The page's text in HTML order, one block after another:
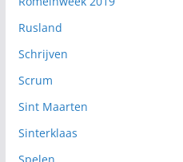
Rusland
Schrijven
Scrum
Sint Maarten
Sinterklaas